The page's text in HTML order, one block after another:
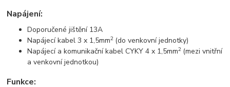
Napájení:
Doporučené jištění 13A
Napájecí kabel 3 x 1,5mm2 (do venkovní jednotky)
Napájecí a komunikační kabel CYKY 4 x 1,5mm2 (mezi vnitřní
a venkovní jednotkou)
Funkce: